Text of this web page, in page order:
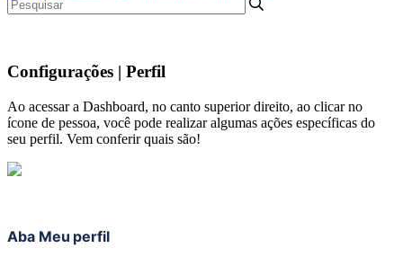
Configurações | Perfil
Ao acessar a Dashboard, no canto superior direito, ao clicar no
ícone de pessoa, você pode realizar algumas ações específicas do
seu perfil. Vem conferir quais são!
Aba Meu perfil